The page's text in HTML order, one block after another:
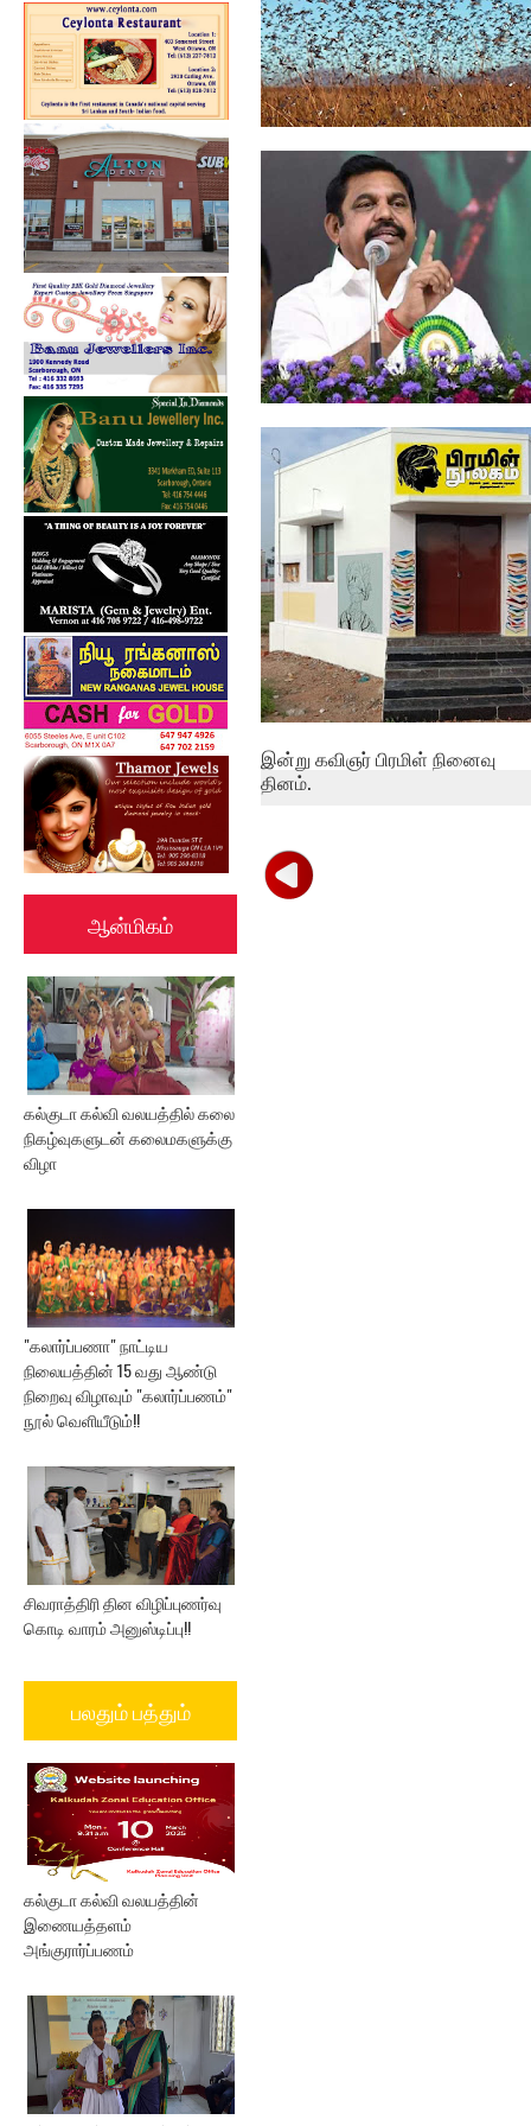
ஆன்மிகம்
கல்குடா கல்வி வலயத்தில் கலை
நிகழ்வுகளுடன் கலைமகளுக்கு
விழா
"கலார்ப்பணா" நாட்டிய
நிலையத்தின் 15 வது ஆண்டு
நிறைவு விழாவும் "கலார்ப்பணம்"
நூல் வெளியீடும்!!
சிவராத்திரி தின விழிப்புணர்வு
கொடி வாரம் அனுஸ்டிப்பு!!
பலதும் பத்தும்
கல்குடா கல்வி வலயத்தின்
இணையத்தளம்
அங்குரார்ப்பணம்
வெட்டுக்கிளிகள் தாக்குதலால்
பாதிக்க...
மக்கள் ஒத்துழைத்தால்தான்
கொரோனா பரவ...
இன்று கவிஞர் பிரமிள் நினைவு
தினம்.